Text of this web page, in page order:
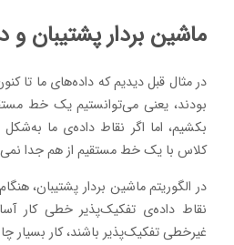
ماشین بردار پشتیبان
در مثال قبل دیدیم که داده‌های ما تا
بودند، یعنی می‌توانستیم یک خط
بکشیم، اما اگر نقاط داده‌ی ما
کلاس با یک خط مستقیم از هم جدا
در الگوریتم ماشین بردار پشتیبان،
نقاط داده‌ی تفکیک‌پذیر خطی کار
غیرخطی تفکیک‌پذیر باشند، کار بسیار